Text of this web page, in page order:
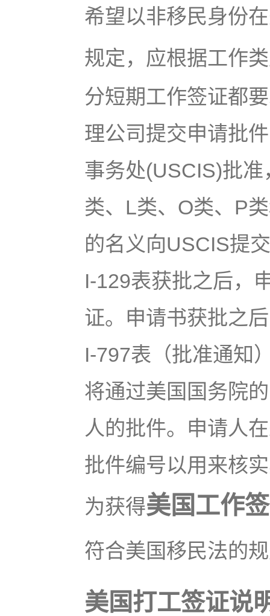
希望以非移民身份
规定，应根据工作
分短期工作签证都
理公司提交申请批
事务处(USCIS)批
类、L类、O类、P
的名义向USCIS提
I-129表获批之后，
证。申请书获批之
I-797表（批准通知
将通过美国国务院
人的批件。申请人
批件编号以用来核
为获得美国工作
符合美国移民法的
美国打工签证说